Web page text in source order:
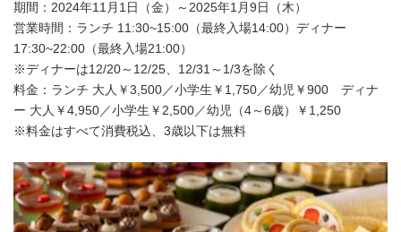
期間：2024年11月1日（金）～2025年1月9日（木）
営業時間：ランチ 11:30~15:00（最終入場14:00）ディナー
17:30~22:00（最終入場21:00）
※ディナーは12/20～12/25、12/31～1/3を除く
料金：ランチ 大人￥3,500／小学生￥1,750／幼児￥900 ディナ
ー 大人￥4,950／小学生￥2,500／幼児（4～6歳）￥1,250
※料金はすべて消費税込、3歳以下は無料